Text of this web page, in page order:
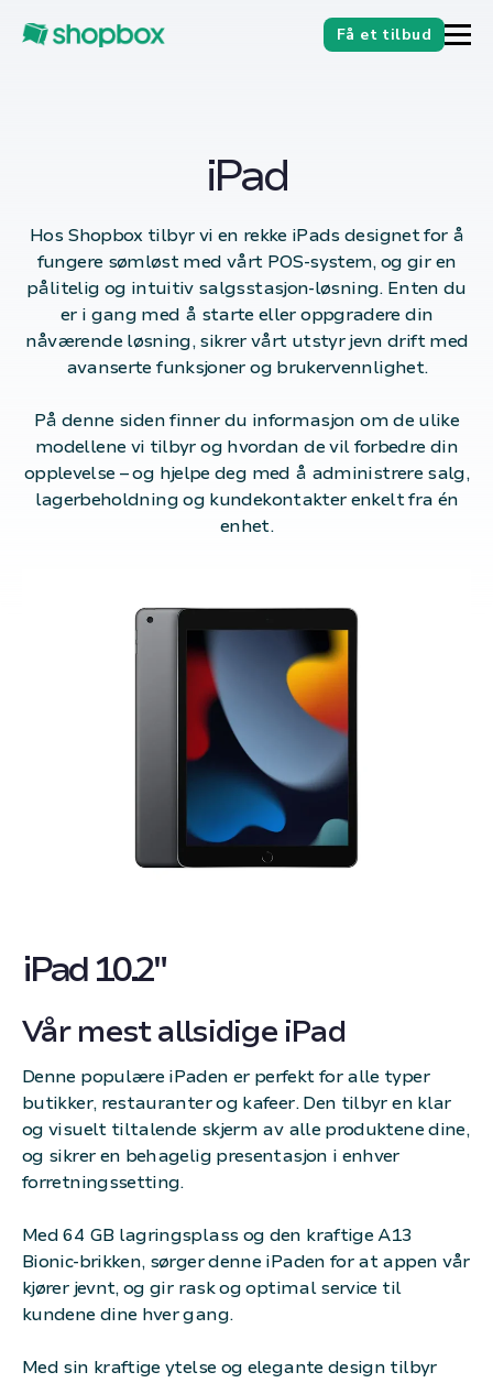
Få et tilbud
iPad
Hos Shopbox tilbyr vi en rekke iPads designet for å
fungere sømløst med vårt POS-system, og gir en
pålitelig og intuitiv salgsstasjon-løsning. Enten du
er i gang med å starte eller oppgradere din
nåværende løsning, sikrer vårt utstyr jevn drift med
avanserte funksjoner og brukervennlighet.
På denne siden finner du informasjon om de ulike
modellene vi tilbyr og hvordan de vil forbedre din
opplevelse – og hjelpe deg med å administrere salg,
lagerbeholdning og kundekontakter enkelt fra én
enhet.
iPad 10.2"
Vår mest allsidige iPad
Denne populære iPaden er perfekt for alle typer
butikker, restauranter og kafeer. Den tilbyr en klar
og visuelt tiltalende skjerm av alle produktene dine,
og sikrer en behagelig presentasjon i enhver
forretningssetting.
Med 64 GB lagringsplass og den kraftige A13
Bionic-brikken, sørger denne iPaden for at appen vår
kjører jevnt, og gir rask og optimal service til
kundene dine hver gang.
Med sin kraftige ytelse og elegante design tilbyr